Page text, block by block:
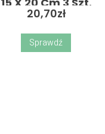
20,70zł
Sprawdź